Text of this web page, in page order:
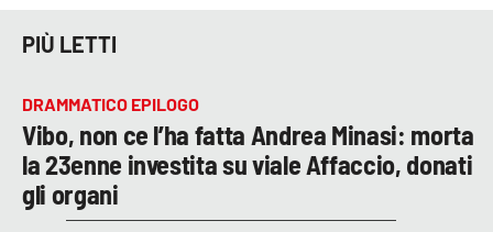
PIÙ LETTI
DRAMMATICO EPILOGO
Vibo, non ce l’ha fatta Andrea Minasi: morta
la 23enne investita su viale Affaccio, donati
gli organi